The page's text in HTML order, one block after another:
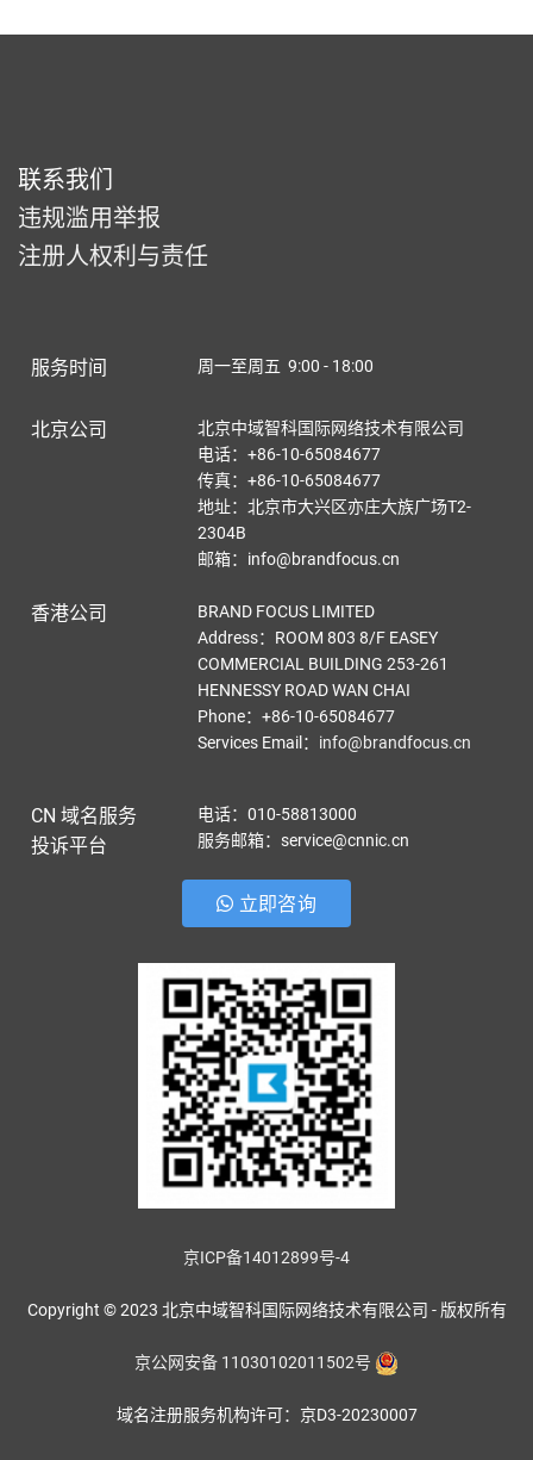
联系我们
违规滥用举报
注册人权利与责任
服务时间 周一至周五 9:00 - 18:00
北京公司
北京中域智科国际网络技术有限公司
电话：+86-10-65084677
传真：+86-10-65084677
地址：北京市大兴区亦庄大族广场T2-
2304B
邮箱：info@brandfocus.cn
香港公司
BRAND FOCUS LIMITED
Address：ROOM 803 8/F EASEY
COMMERCIAL BUILDING 253-261
HENNESSY ROAD WAN CHAI
Phone：+86-10-65084677
Services Email ： info@brandfocus.cn
CN 域名服务
投诉平台
电话：010-58813000
服务邮箱：service@cnnic.cn
立即咨询
京ICP备14012899号-4
Copyright © 2023 北京中域智科国际网络技术有限公司 - 版权所有
京公网安备 11030102011502号
域名注册服务机构许可：京D3-20230007